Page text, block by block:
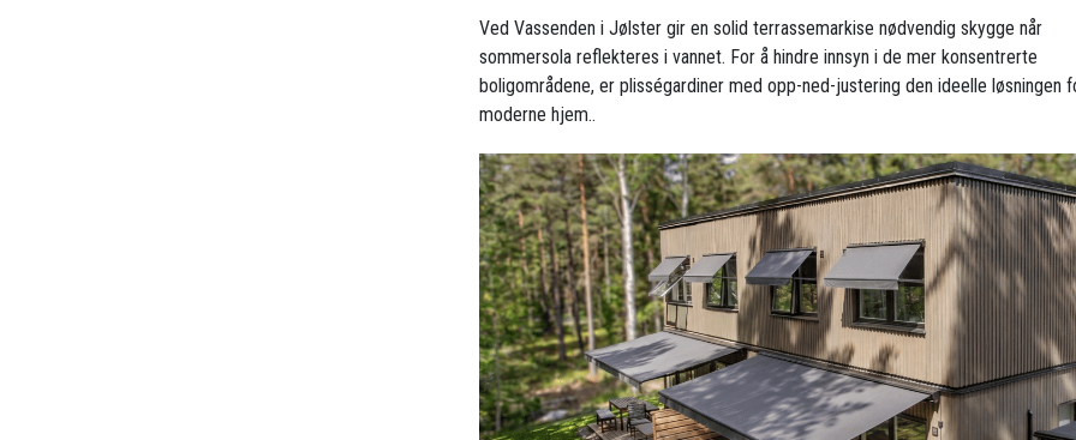
Ved Vassenden i Jølster gir en solid terrassemarkise nødvendig skygge når
sommersola reflekteres i vannet. For å hindre innsyn i de mer konsentrerte
boligområdene, er plisségardiner med opp-ned-justering den ideelle løsningen
moderne hjem..